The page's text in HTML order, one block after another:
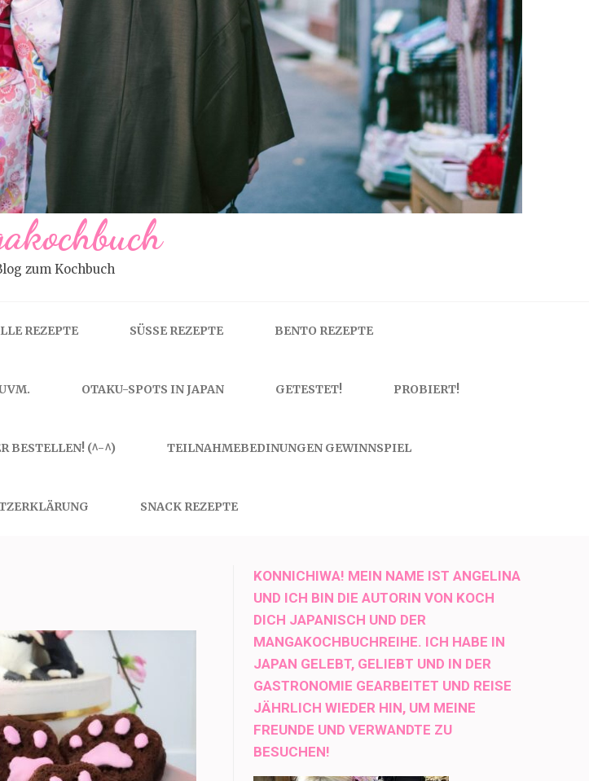
zum Kochbuch
REZEPTE SÜSSE REZEPTE BENTO REZEPTE
OTAKU-SPOTS IN JAPAN GETESTET! PROBIERT!
BESTELLEN! (^-^) TEILNAHMEBEDINUNGEN GEWINNSPIEL
SNACK REZEPTE
KONNICHIWA! MEIN NAME IST ANGELINA
UND ICH BIN DIE AUTORIN VON KOCH
DICH JAPANISCH UND DER
MANGAKOCHBUCHREIHE. ICH HABE IN
JAPAN GELEBT, GELIEBT UND IN DER
GASTRONOMIE GEARBEITET UND REISE
JÄHRLICH WIEDER HIN, UM MEINE
FREUNDE UND VERWANDTE ZU
BESUCHEN!